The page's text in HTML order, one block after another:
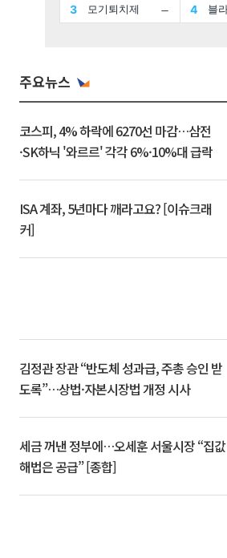
주요뉴스
코스피, 4% 하락에 6270선 마감…삼전
·SK하닉 '와르르' 각각 6%·10%대 급락
ISA 계좌, 5년마다 깨라고요? [이슈크래
커]
김정관 장관 “반도체 성과급, 주총 승인 받
도록”…상법·자본시장법 개정 시사
세금 꺼낸 정부에…오세훈 서울시장 “집값
해법은 공급” [종합]